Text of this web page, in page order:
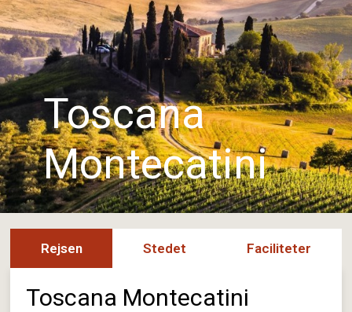
Toscana
Montecatini
Rejsen Stedet Faciliteter
Toscana Montecatini